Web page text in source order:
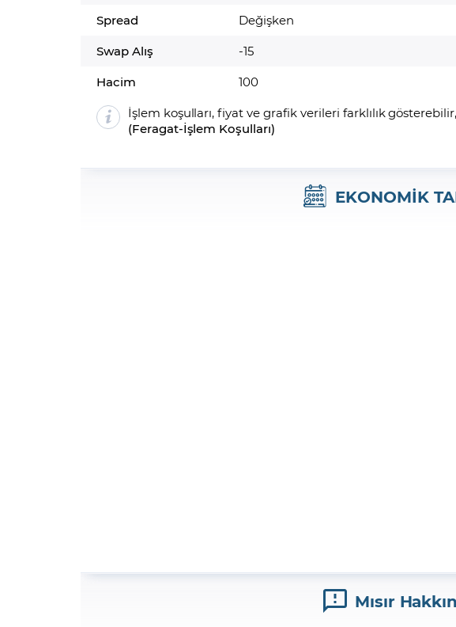
Spread
Değişken
Swap Alış
-15
Hacim
100
İşlem koşulları, fiyat ve grafik verileri farklılık
(Feragat-İşlem Koşulları)
EKONOMİK
Mısır